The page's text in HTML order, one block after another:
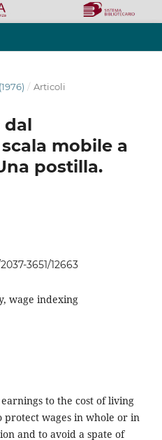
/ Articoli
dal
mobile a
postilla.
3651/12663
wage indexing
to the cost of living
protect wages in whole or in
and to avoid a spate of